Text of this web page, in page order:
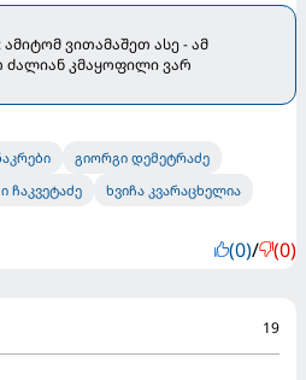
ვითამაშეთ ასე - ამ
ძალიან კმაყოფილი ვარ
გიორგი დემეტრაძე
ჩაკვეტაძე ხვიჩა კვარაცხელია
(0)/ (0)
19